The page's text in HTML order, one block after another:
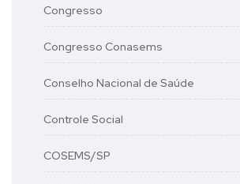
Congresso
Congresso Conasems
Conselho Nacional de Saúde
Controle Social
COSEMS/SP